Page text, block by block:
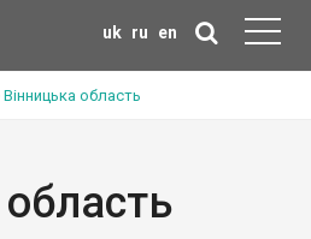
uk ru en
Вінницька область